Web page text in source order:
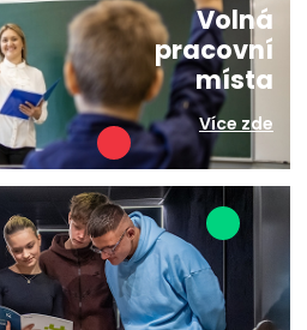
Volná
pracovní
místa
Více zde